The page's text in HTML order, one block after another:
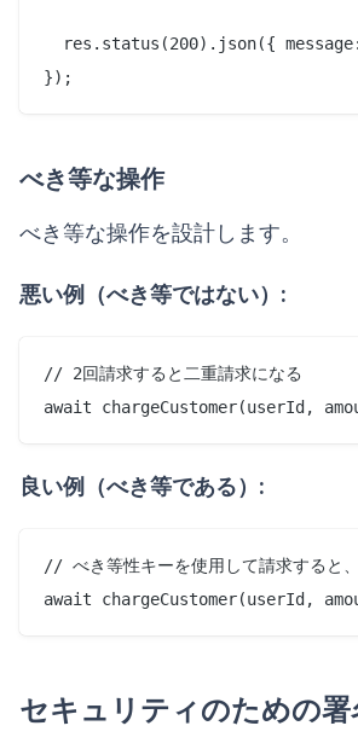
res.status(200).json({
べき等な操作
べき等な操作を設計します。
悪い例（べき等ではない）:
// 2回請求すると二重請求になる
良い例（べき等である）:
// べき等性キーを使用して請求すると
セキュリティのための署